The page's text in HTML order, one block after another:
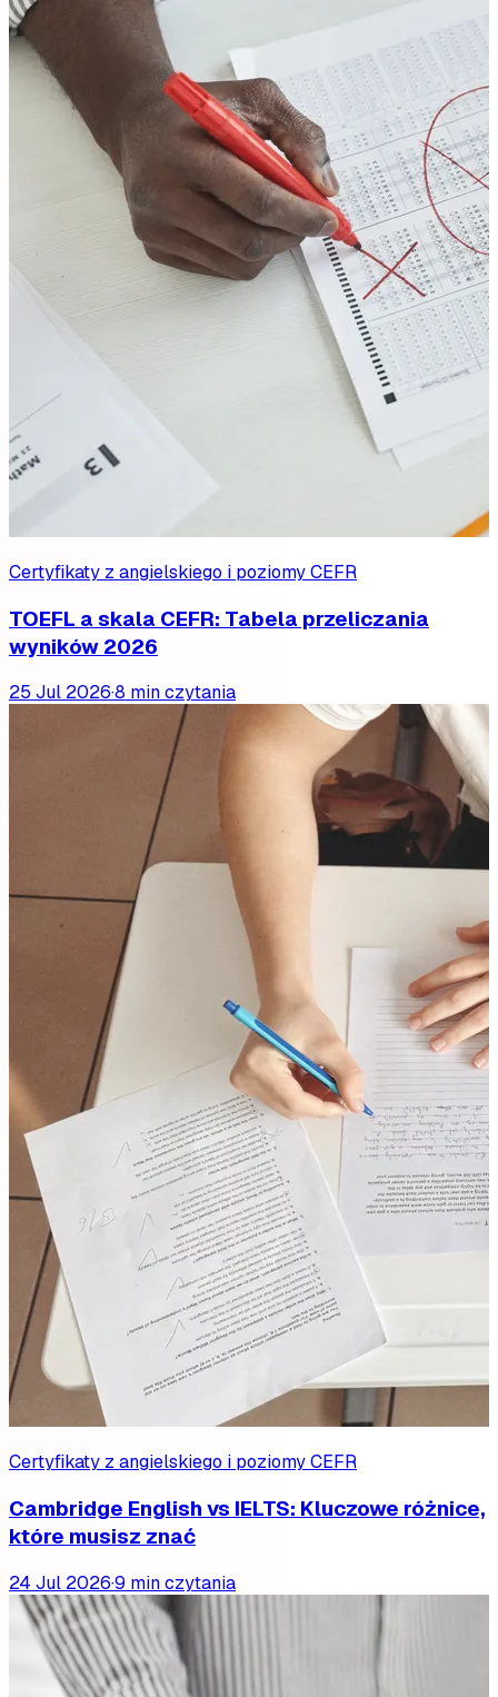
Certyfikaty z angielskiego i poziomy CEFR
TOEFL a skala CEFR: Tabela przeliczania
wyników 2026
25 Jul 2026·8 min czytania
Certyfikaty z angielskiego i poziomy CEFR
Cambridge English vs IELTS: Kluczowe różnice,
które musisz znać
24 Jul 2026·9 min czytania